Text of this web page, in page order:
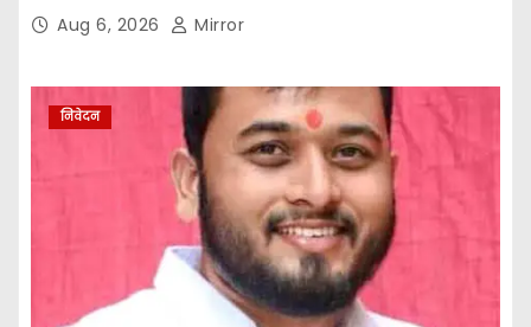
Aug 6, 2026 Mirror
निवेदन